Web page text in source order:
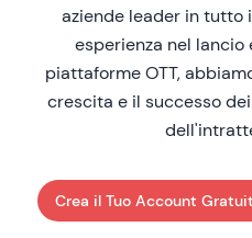
aziende leader in tutto
esperienza nel lancio
piattaforme OTT,
crescita e il successo
Crea il Tuo Account